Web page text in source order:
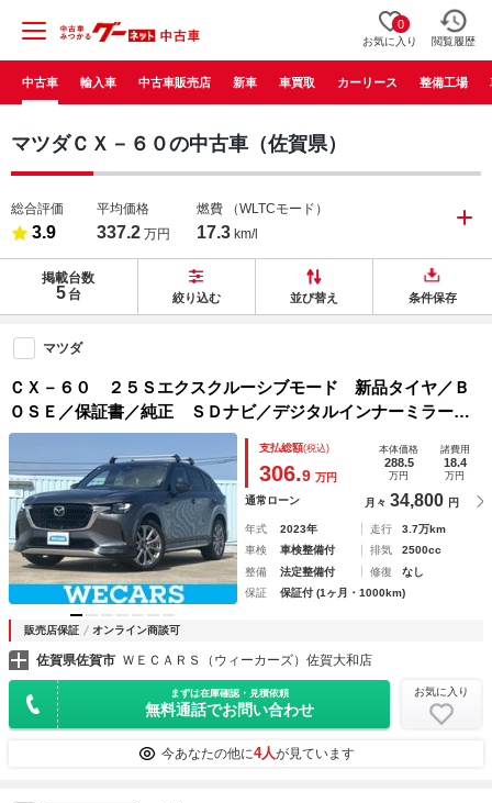
0
お気に入り 閲覧履歴
中古車 輸入車 中古車販売店 新車 車買取 カーリース 整備工場
マツダＣＸ－６０の中古車（佐賀県）
総合評価
3.9
平均価格
337.2 万円
燃費 （WLTCモード）
17.3 km/l
掲載台数
5 台 絞り込む 並び替え 条件保存
マツダ
ＣＸ－６０ ２５Ｓエクスクルーシブモード 新品タイヤ／Ｂ
ＯＳＥ／保証書／純正 ＳＤナビ／デジタルインナーミラー／
アイアクティブセンス（マツダ）／シートヒーター 全席／全
方位モニター／車線逸脱防止支援システム／シート 合皮／電
動バックドア
支払総額(税込)
306.9 万円
本体価格
288.5
万円
諸費用
18.4
万円
通常ローン 月々 34,800 円
年式 2023年 走行
3.7万km
車検
車検整備付 排気
2500cc
整備
法定整備付 修復
なし
保証
保証付 (1ヶ月・1000km)
販売店保証 オンライン商談可
佐賀県佐賀市 ＷＥＣＡＲＳ（ウィーカーズ）佐賀大和店
まずは在庫確認・見積依頼
無料通話でお問い合わせ
お気に入り
今あなたの他に4人が見ています